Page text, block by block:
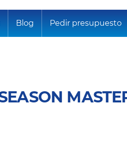
Blog Pedir presupuesto